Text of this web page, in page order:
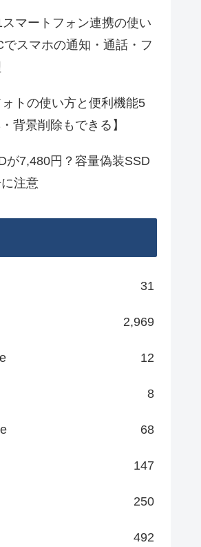
マートフォン連携の使い
スマホの通知・通話・フ
トの使い方と便利機能5
背景削除もできる】
が7,480円？容量偽装SSD
注意
31
2,969
12
8
68
147
250
492